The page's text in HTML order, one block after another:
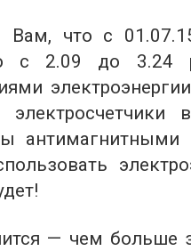
Вам, что с
с 2.09 до 3.24
электросчетчики
антимагнитными
— чем больше